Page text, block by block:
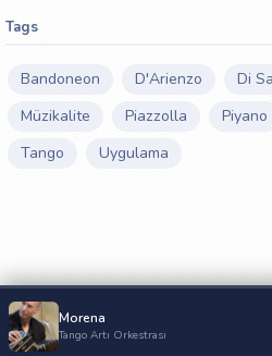
Tags
Bandoneon D'Arienzo Di
Müzikalite
Piazzolla Piyano
Tango
Uygulama
Morena
Tango Artı Orkestrası